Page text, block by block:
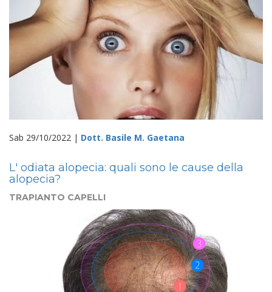
Sab 29/10/2022 | Dott. Basile M. Gaetana
L' odiata alopecia: quali sono le cause della
alopecia?
TRAPIANTO CAPELLI